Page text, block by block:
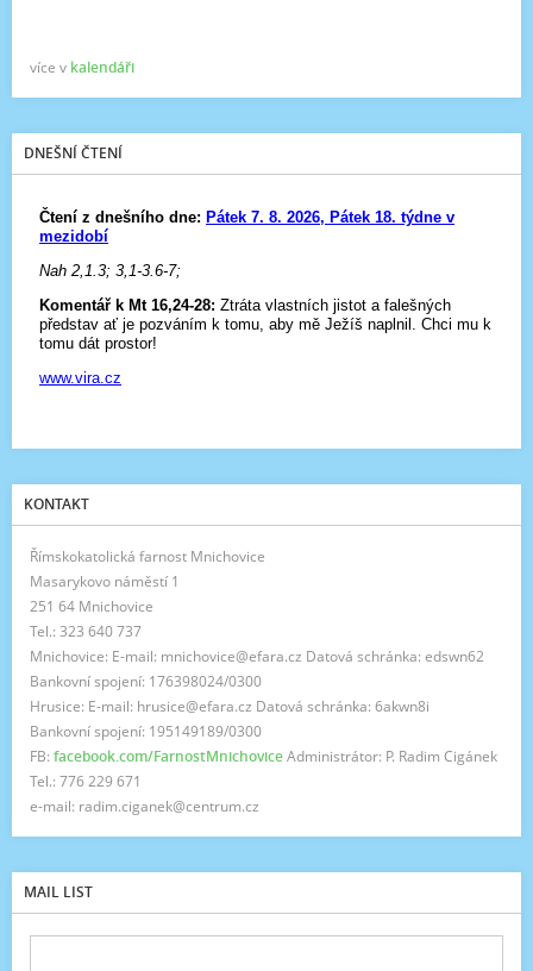
více v kalendáři
DNEŠNÍ ČTENÍ
KONTAKT
Římskokatolická farnost Mnichovice
Masarykovo náměstí 1
251 64 Mnichovice
Tel.: 323 640 737
Mnichovice: E-mail: mnichovice@efara.cz Datová schránka: edswn62
Bankovní spojení: 176398024/0300
Hrusice: E-mail: hrusice@efara.cz Datová schránka: 6akwn8i
Bankovní spojení: 195149189/0300
FB: facebook.com/FarnostMnichoviceAdministrátor: P. Radim Cigánek
Tel.: 776 229 671
e-mail: radim.ciganek@centrum.cz
MAIL LIST